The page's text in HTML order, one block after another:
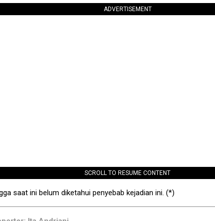
ADVERTISEMENT
SCROLL TO RESUME CONTENT
saat ini belum diketahui penyebab kejadian ini. (*)